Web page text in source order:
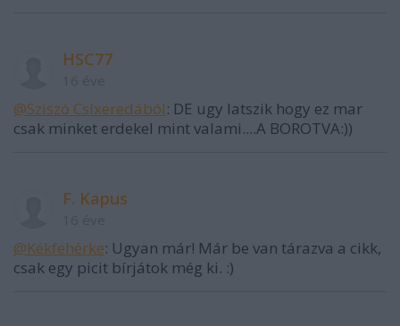
HSC77
@Sziszó Csíxeredából: DE ugy latszik hogy ez mar
csak minket erdekel mint valami....A BOROTVA:))
F. Kapus
@Kékfehérke: Ugyan már! Már be van tárazva a cikk,
csak egy picit bírjátok még ki. :)